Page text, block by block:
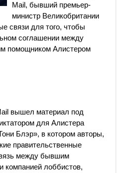
Mail, бывший премьер-
министр Великобритании
связи для того, чтобы
соглашении между
помощником Алистером
вышел материал под
для Алистера
Блэр», в котором авторы,
правительственные
между бывшим
компанией лоббистов,